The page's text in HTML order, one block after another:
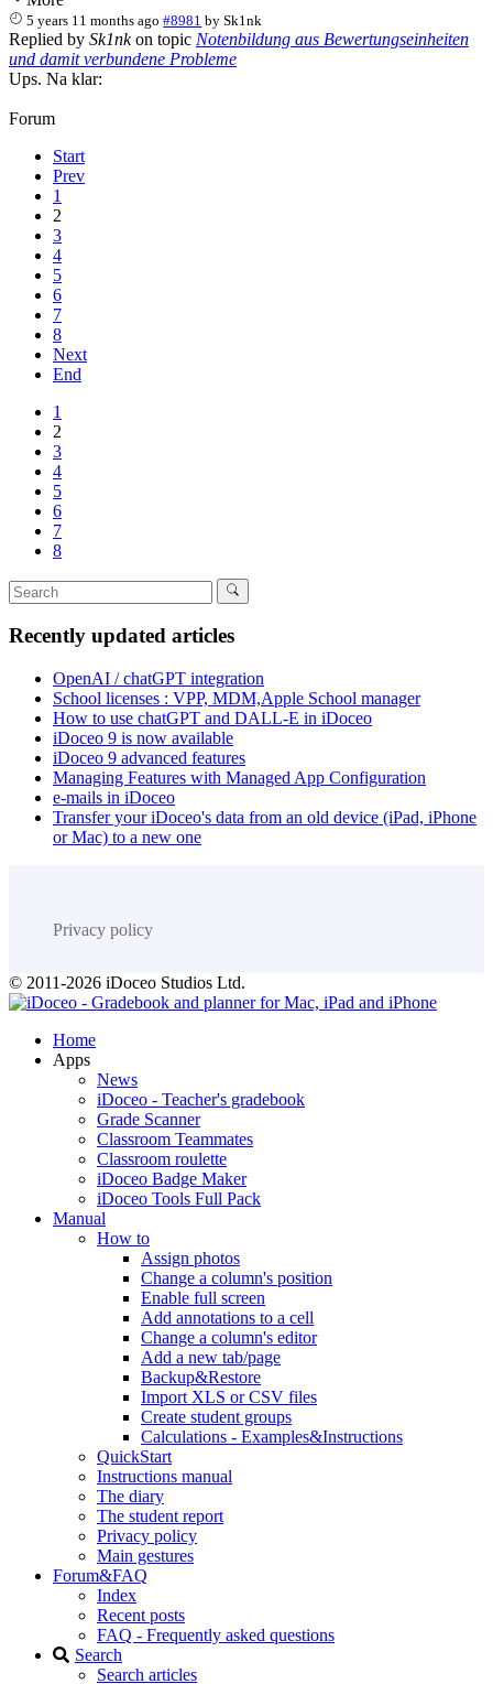
5 years 11 months ago #8981 bySk1nk
Replied by Sk1nkon topic Notenbildung aus Bewertungseinheiten
und damit verbundene Probleme
Ups. Na klar:
Forum
Start
Prev
1
2
3
4
5
6
7
8
Next
End
1
2
3
4
5
6
7
8
Recently updated articles
OpenAI / chatGPT integration
School licenses : VPP, MDM,Apple School manager
How to use chatGPT and DALL-E in iDoceo
iDoceo 9 is now available
iDoceo 9 advanced features
Managing Features with Managed App Configuration
e-mails in iDoceo
Transfer your iDoceo's data from an old device (iPad, iPhone
or Mac) to a new one
Privacy policy
© 2011-2026 iDoceo Studios Ltd.
Home
Apps
News
iDoceo - Teacher's gradebook
Grade Scanner
Classroom Teammates
Classroom roulette
iDoceo Badge Maker
iDoceo Tools Full Pack
Manual
How to
Assign photos
Change a column's position
Enable full screen
Add annotations to a cell
Change a column's editor
Add a new tab/page
Backup&Restore
Import XLS or CSV files
Create student groups
Calculations - Examples&Instructions
QuickStart
Instructions manual
The diary
The student report
Privacy policy
Main gestures
Forum&FAQ
Index
Recent posts
FAQ - Frequently asked questions
Search
Search articles